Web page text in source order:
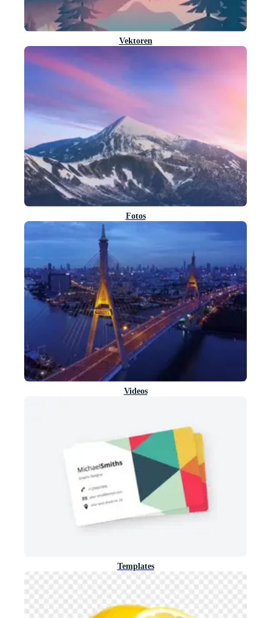
Vektoren
Fotos
Videos
Templates